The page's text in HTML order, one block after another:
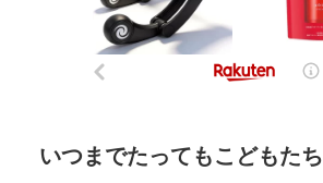
いつまでたってもこどもたち